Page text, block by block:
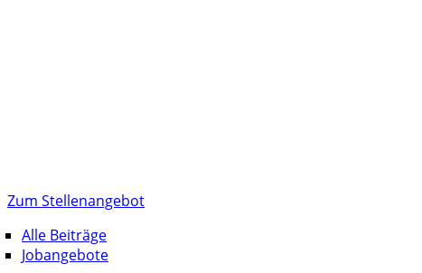
Zum Stellenangebot
Alle Beiträge
Jobangebote